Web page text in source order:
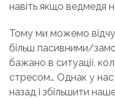
навіть якщо ведмедя
Тому ми можемо
більш пасивними/
бажано в ситуації,
стресом… Однак у
назад і збільшити